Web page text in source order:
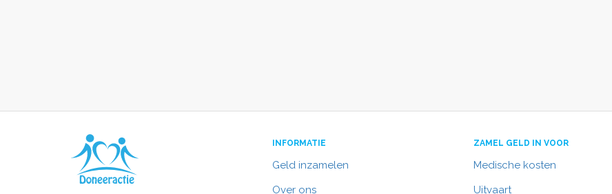
INFORMATIE
Geld inzamelen
Over ons
ZAMEL GELD IN VOOR
Medische kosten
Uitvaart